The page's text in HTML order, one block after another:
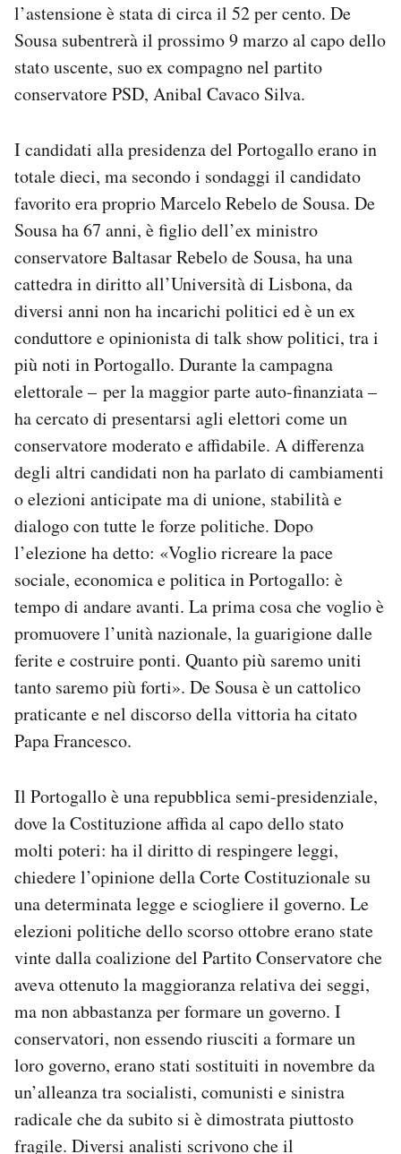
Hai bisogno di aiuto?
Esci
l’astensione è stata di circa il 52 per cento. De
Sousa subentrerà il prossimo 9 marzo al capo dello
stato uscente, suo ex compagno nel partito
conservatore PSD, Anibal Cavaco Silva.
I candidati alla presidenza del Portogallo erano in
totale dieci, ma secondo i sondaggi il candidato
favorito era proprio Marcelo Rebelo de Sousa. De
Sousa ha 67 anni, è figlio dell’ex ministro
conservatore Baltasar Rebelo de Sousa, ha una
cattedra in diritto all’Università di Lisbona, da
diversi anni non ha incarichi politici ed è un ex
conduttore e opinionista di talk show politici, tra i
più noti in Portogallo. Durante la campagna
elettorale – per la maggior parte auto-finanziata –
ha cercato di presentarsi agli elettori come un
conservatore moderato e affidabile. A differenza
degli altri candidati non ha parlato di cambiamenti
o elezioni anticipate ma di unione, stabilità e
dialogo con tutte le forze politiche. Dopo
l’elezione ha detto: «Voglio ricreare la pace
sociale, economica e politica in Portogallo: è
tempo di andare avanti. La prima cosa che voglio è
promuovere l’unità nazionale, la guarigione dalle
ferite e costruire ponti. Quanto più saremo uniti
tanto saremo più forti». De Sousa è un cattolico
praticante e nel discorso della vittoria ha citato
Papa Francesco.
Il Portogallo è una repubblica semi-presidenziale,
dove la Costituzione affida al capo dello stato
molti poteri: ha il diritto di respingere leggi,
chiedere l’opinione della Corte Costituzionale su
una determinata legge e sciogliere il governo. Le
elezioni politiche dello scorso ottobre erano state
vinte dalla coalizione del Partito Conservatore che
aveva ottenuto la maggioranza relativa dei seggi,
ma non abbastanza per formare un governo. I
conservatori, non essendo riusciti a formare un
loro governo, erano stati sostituiti in novembre da
un’alleanza tra socialisti, comunisti e sinistra
radicale che da subito si è dimostrata piuttosto
fragile. Diversi analisti scrivono che il